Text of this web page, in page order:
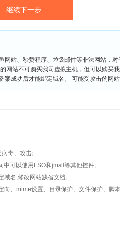
站、秒赞程序、垃圾邮件等非法网站，
网站不可购买我司虚拟主机，但可以购买
案成功后才能绑定域名。 可能受攻击的网
病毒、攻击;
中可以使用FSO和jmail等其他控件;
域名,修改网站缺省文档;
、mime设置、目录保护、文件保护、